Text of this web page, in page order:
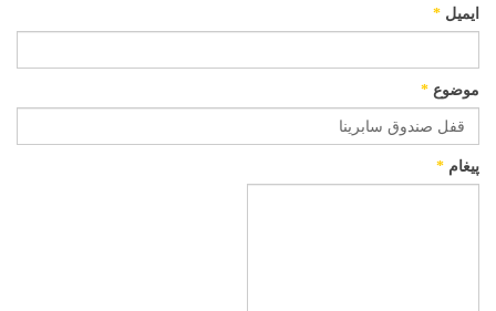
ایمیل *
موضوع *
پیغام *